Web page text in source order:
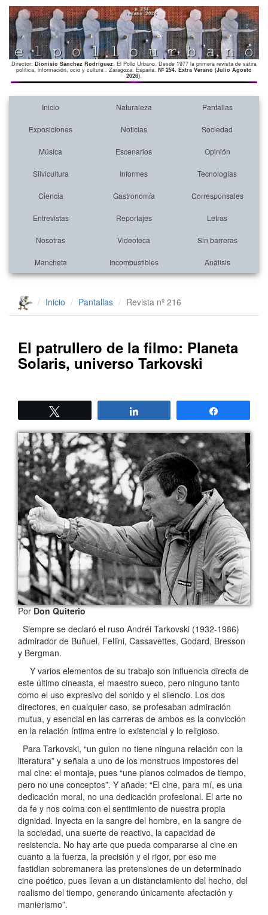
Director: Dionisio Sánchez Rodríguez. El Pollo Urbano. Desde 1977 la primera revista de sátira
política, información, ocio y cultura . Zaragoza. España. Nº 254. Extra Verano (Julio Agosto
2026).
Inicio Naturaleza Pantallas
Exposiciones Noticias Sociedad
Música Escenarios Opinión
Silvicultura Informes Tecnologías
Ciencia Gastronomía Corresponsales
Entrevistas Reportajes Letras
Nosotras Videoteca Sin barreras
Mancheta Incombustibles Análisis
Inicio Pantallas Revista nº 216
El patrullero de la filmo: Planeta
Solaris, universo Tarkovski
PorDon Quiterio
Siempre se declaró el ruso Andréi Tarkovski (1932-1986)
admirador de Buñuel, Fellini, Cassavettes, Godard, Bresson
y Bergman.
Y varios elementos de su trabajo son influencia directa de
este último cineasta, el maestro sueco, pero ninguno tanto
como el uso expresivo del sonido y el silencio. Los dos
directores, en cualquier caso, se profesaban admiración
mutua, y esencial en las carreras de ambos es la convicción
en la relación íntima entre lo existencial y lo religioso.
Para Tarkovski, “un guion no tiene ninguna relación con la
literatura” y señala a uno de los monstruos impostores del
mal cine: el montaje, pues “une planos colmados de tiempo,
pero no une conceptos”. Y añade: “El cine, para mí, es una
dedicación moral, no una dedicación profesional. El arte no
da fe y nos colma con el sentimiento de nuestra propia
dignidad. Inyecta en la sangre del hombre, en la sangre de
la sociedad, una suerte de reactivo, la capacidad de
resistencia. No hay arte que pueda compararse al cine en
cuanto a la fuerza, la precisión y el rigor, por eso me
fastidian sobremanera las pretensiones de un determinado
cine poético, pues llevan a un distanciamiento del hecho, del
realismo del tiempo, generando únicamente afectación y
manierismo”.